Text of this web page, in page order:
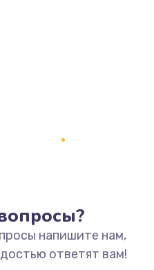
напишите нам,
ответят вам!